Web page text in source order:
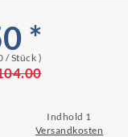
*
/ Stück )
Indhold 1
Versandkosten